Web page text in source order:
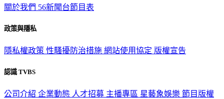
關於我們 56新聞台節目表
政策與隱私
隱私權政策 性騷擾防治措施 網站使用協定 版權宣告
認識 TVBS
公司介紹 企業動態 人才招募 主播專區 星藝象娛樂 節目版權